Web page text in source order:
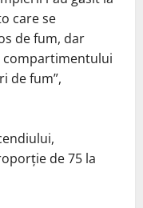
care se
de fum, dar
compartimentului
de fum”,
de 75 la